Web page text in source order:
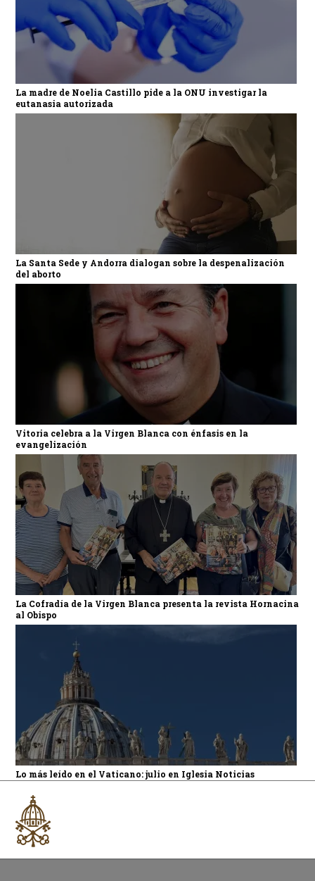
La madre de Noelia Castillo pide a la ONU investigar la
eutanasia autorizada
La Santa Sede y Andorra dialogan sobre la despenalización
del aborto
Vitoria celebra a la Virgen Blanca con énfasis en la
evangelización
La Cofradía de la Virgen Blanca presenta la revista Hornacina
al Obispo
Lo más leído en el Vaticano: julio en Iglesia Noticias